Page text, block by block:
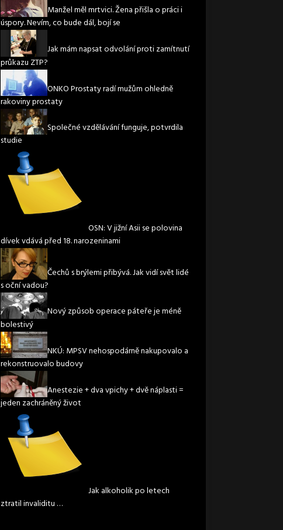
Manžel měl mrtvici. Žena přišla o práci i
úspory. Nevím, co bude dál, bojí se
Jak mám napsat odvolání proti zamítnutí
průkazu ZTP?
ONKO Prostaty radí mužům ohledně
rakoviny prostaty
Společné vzdělávání funguje, potvrdila
studie
OSN: V jižní Asii se polovina
dívek vdává před 18. narozeninami
Čechů s brýlemi přibývá. Jak vidí svět lidé
s oční vadou?
Nový způsob operace páteře je méně
bolestivý
NKÚ: MPSV nehospodárně nakupovalo a
rekonstruovalo budovy
Anestezie + dva vpichy + dvě náplasti =
jeden zachráněný život
Jak alkoholik po letech
ztratil invaliditu …